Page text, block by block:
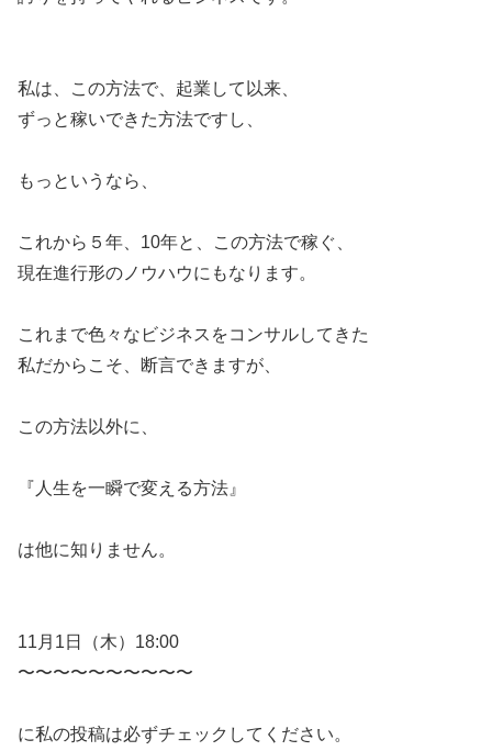
私は、この方法で、起業して以来、
ずっと稼いできた方法ですし、
もっというなら、
これから５年、10年と、この方法で稼ぐ、
現在進行形のノウハウにもなります。
これまで色々なビジネスをコンサルしてきた
私だからこそ、断言できますが、
この方法以外に、
『人生を一瞬で変える方法』
は他に知りません。
11月1日（木）18:00
〜〜〜〜〜〜〜〜〜〜
に私の投稿は必ずチェックしてください。